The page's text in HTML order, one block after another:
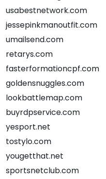
usabestnetwork.com
jessepinkmanoutfit.com
umailsend.com
retarys.com
fasterformationcpf.com
goldensnuggles.com
lookbattlemap.com
buyrdpservice.com
yesport.net
tostylo.com
yougetthat.net
sportsnetclub.com